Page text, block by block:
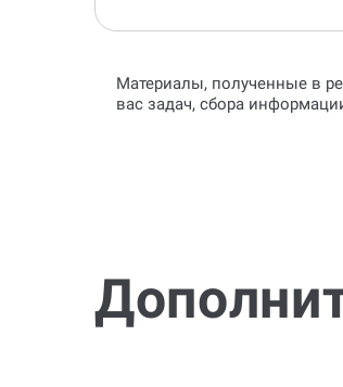
Материалы, полученные в
вас задач, сбора